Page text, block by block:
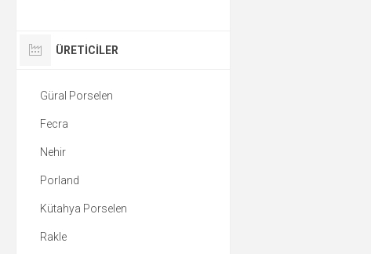
ÜRETICILER
Güral Porselen
Fecra
Nehir
Porland
Kütahya Porselen
Rakle